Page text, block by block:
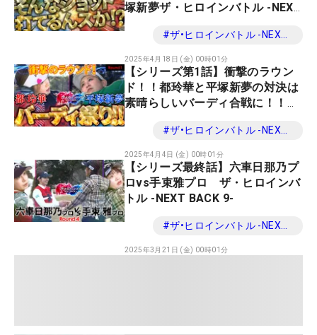
塚新夢ザ・ヒロインバトル -NEXT
#ザ•ヒロインバトル -NEXT BACK 9-
2025年4月18日 (金) 00時01分
【シリーズ第1話】衝撃のラウン
ド！！都玲華と平塚新夢の対決は
素晴らしいバーディ合戦に！！
#ザ•ヒロインバトル -NEXT BACK 9-
2025年4月4日 (金) 00時01分
【シリーズ最終話】六車日那乃プ
ロvs手束雅プロ ザ・ヒロインバ
トル -NEXT BACK 9-
#ザ•ヒロインバトル -NEXT BACK 9-
2025年3月21日 (金) 00時01分